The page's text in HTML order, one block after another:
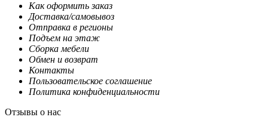
Как оформить заказ
Доставка/самовывоз
Отправка в регионы
Подъем на этаж
Сборка мебели
Обмен и возврат
Контакты
Пользовательское соглашение
Политика конфиденциальности
Отзывы о нас